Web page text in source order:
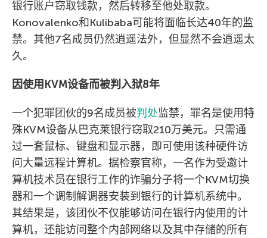
银行账户窃取钱款，然后转移至他处取款。
Konovalenko和Kulibaba可能将面临长达40年的监
禁。其他7名成员仍然逍遥法外，但显然不会逍遥太
久。
因使用KVM设备而被判入狱8年
一个犯罪团伙的9名成员被判处监禁，罪名是使用特
殊KVM设备从巴克莱银行窃取210万美元。只需通
过一套鼠标、键盘和显示器，即可使用该种硬件访
问大量远程计算机。据检察官称，一名作为受邀计
算机技术员在银行工作的诈骗分子将一个KVM切换
器和一个调制解调器安装到银行的计算机系统中。
其结果是，该团伙不仅能够访问在银行内使用的计
算机，还能访问整个内部网络以及其中存储的所有